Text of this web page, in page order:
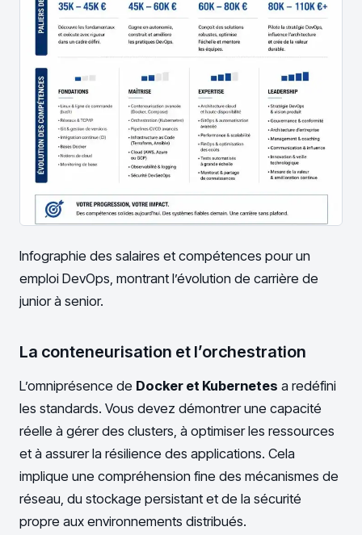
Infographie des salaires et compétences pour un
emploi DevOps, montrant l’évolution de carrière de
junior à senior.
La conteneurisation et l’orchestration
L’omniprésence de Docker et Kubernetes a redéfini
les standards. Vous devez démontrer une capacité
réelle à gérer des clusters, à optimiser les ressources
et à assurer la résilience des applications. Cela
implique une compréhension fine des mécanismes de
réseau, du stockage persistant et de la sécurité
propre aux environnements distribués.